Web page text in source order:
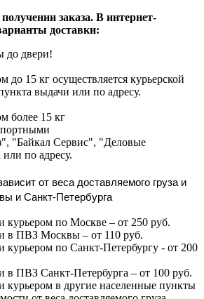
заказа. В интернет-
доставки:
до двери!
до 15 кг осуществляется курьерской
выдачи или по адресу.
более 15 кг
"Байкал Сервис", "Деловые
по адресу.
от веса доставляемого груза и
и Санкт-Петербурга
курьером по Москве – от 250 руб.
в ПВЗ Москвы – от 110 руб.
курьером по Санкт-Петербургу - от 200
в ПВЗ Санкт-Петербурга – от 100 руб.
курьером в другие населенные пункты